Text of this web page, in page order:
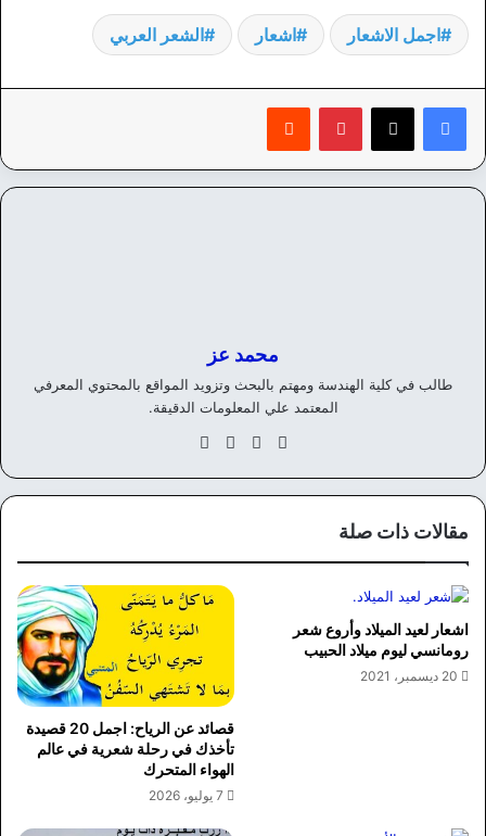
اجمل الاشعار اشعار الشعر العربي
بينتيريست
محمد عز
طالب في كلية الهندسة ومهتم بالبحث وتزويد المواقع بالمحتوي المعرفي
المعتمد علي المعلومات الدقيقة.
موق
الوي
في
وك
‫X
ام
مقالات ذات صلة
اشعار لعيد الميلاد وأروع شعر
رومانسي ليوم ميلاد الحبيب
20 ديسمبر، 2021
قصائد عن الرياح: اجمل 20 قصيدة
تأخذك في رحلة شعرية في عالم
الهواء المتحرك
7 يوليو، 2026